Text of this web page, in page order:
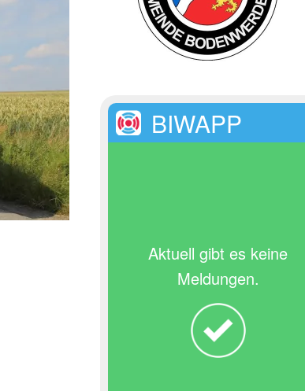
BIWAPP
Aktuell gibt es keine
Meldungen.